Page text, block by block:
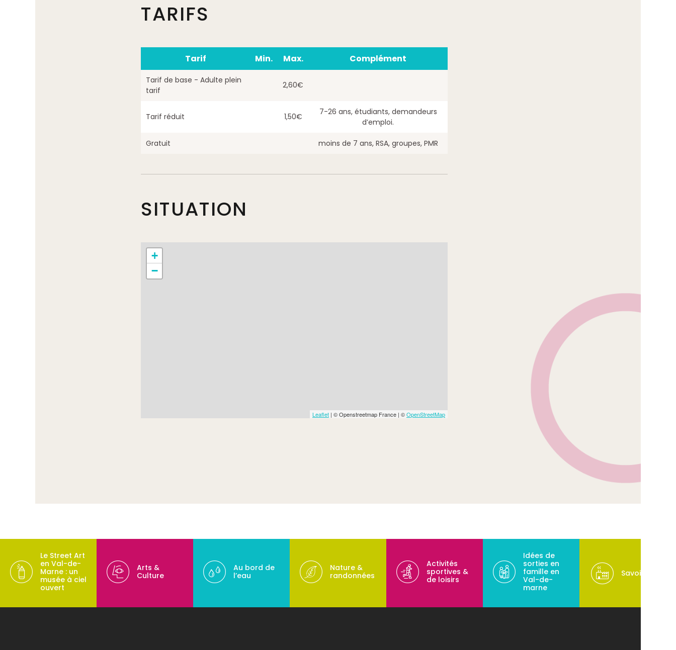
TARIFS
Tarif Min. Max. Complément
Tarif de base - Adulte plein
tarif
2,60€
Tarif réduit 1,50€
7-26 ans, étudiants, demandeurs
d’emploi.
Gratuit moins de 7 ans, RSA, groupes, PMR
SITUATION
+
−
Leaflet | © Openstreetmap France | ©OpenStreetMap
Le Street Art
en Val-de-
Marne : un
musée à ciel
ouvert
Arts &
Culture
Au bord de
l’eau
Nature &
randonnées
Activités
sportives &
de loisirs
Idées de
sorties en
famille en
Val-de-
marne
Savoir-faire